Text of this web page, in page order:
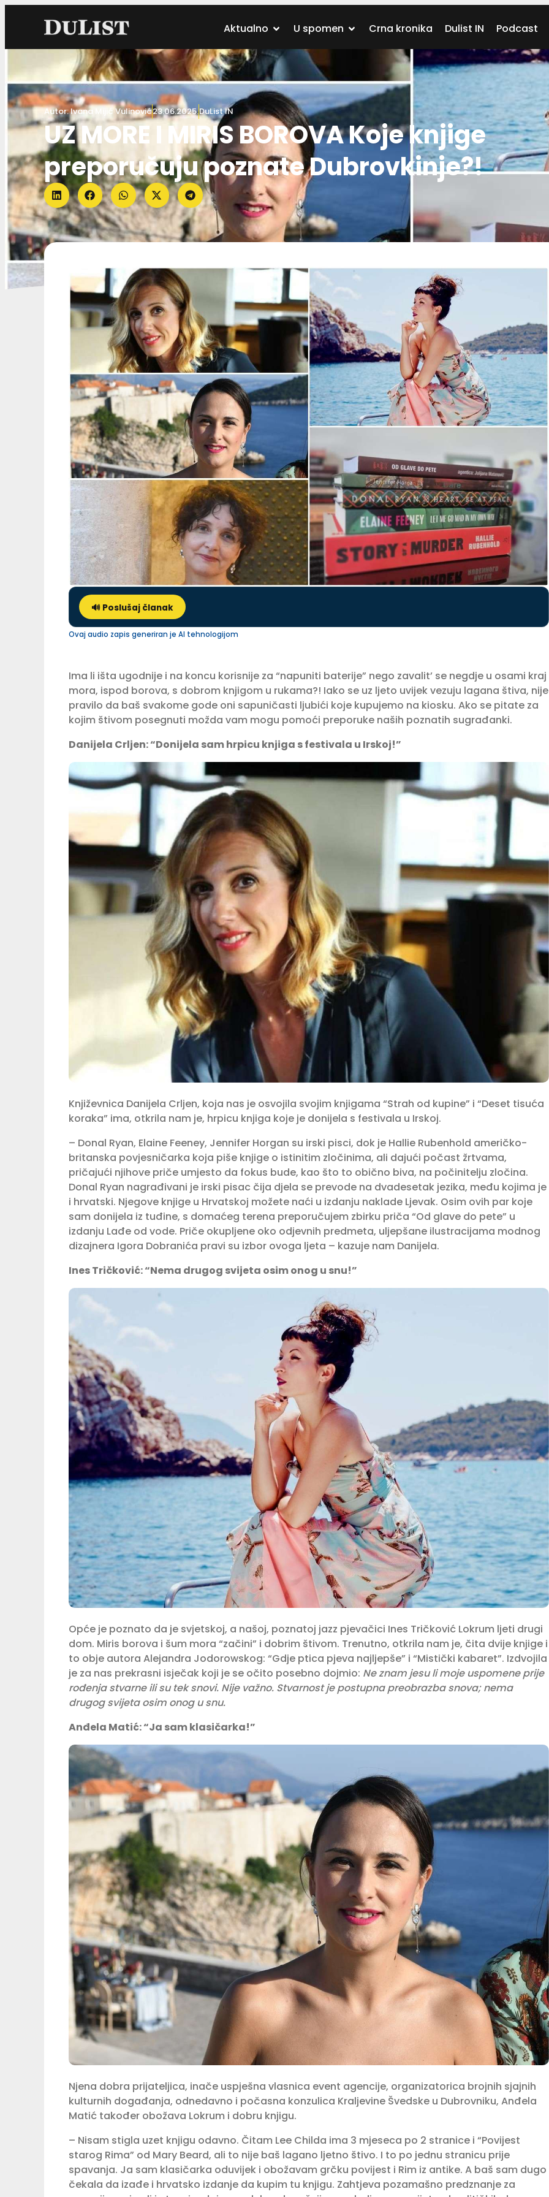
Aktualno U spomen Crna kronika Dulist IN Podcast
Autor:Ivana Mijić Vulinović23.06.2025.DuList IN
UZ MORE I MIRIS BOROVA Koje knjige
preporučuju poznate Dubrovkinje?!
🔊 Poslušaj članak
Ovaj audio zapis generiran je AI tehnologijom
Ima li išta ugodnije i na koncu korisnije za “napuniti baterije” nego zavalit’ se negdje u osami kraj
mora, ispod borova, s dobrom knjigom u rukama?! Iako se uz ljeto uvijek vezuju lagana štiva, nije
pravilo da baš svakome gode oni sapuničasti ljubići koje kupujemo na kiosku. Ako se pitate za
kojim štivom posegnuti možda vam mogu pomoći preporuke naših poznatih sugrađanki.
Danijela Crljen: “Donijela sam hrpicu knjiga s festivala u Irskoj!”
Književnica Danijela Crljen, koja nas je osvojila svojim knjigama “Strah od kupine” i “Deset tisuća
koraka” ima, otkrila nam je, hrpicu knjiga koje je donijela s festivala u Irskoj.
– Donal Ryan, Elaine Feeney, Jennifer Horgan su irski pisci, dok je Hallie Rubenhold američko-
britanska povjesničarka koja piše knjige o istinitim zločinima, ali dajući počast žrtvama,
pričajući njihove priče umjesto da fokus bude, kao što to obično biva, na počinitelju zločina.
Donal Ryan nagrađivani je irski pisac čija djela se prevode na dvadesetak jezika, među kojima je
i hrvatski. Njegove knjige u Hrvatskoj možete naći u izdanju naklade Ljevak. Osim ovih par koje
sam donijela iz tuđine, s domaćeg terena preporučujem zbirku priča “Od glave do pete” u
izdanju Lađe od vode. Priče okupljene oko odjevnih predmeta, uljepšane ilustracijama modnog
dizajnera Igora Dobranića pravi su izbor ovoga ljeta – kazuje nam Danijela.
Ines Tričković: “Nema drugog svijeta osim onog u snu!”
Opće je poznato da je svjetskoj, a našoj, poznatoj jazz pjevačici Ines Tričković Lokrum ljeti drugi
dom. Miris borova i šum mora “začini” i dobrim štivom. Trenutno, otkrila nam je, čita dvije knjige i
to obje autora Alejandra Jodorowskog: “Gdje ptica pjeva najljepše” i “Mistički kabaret”. Izdvojila
je za nas prekrasni isječak koji je se očito posebno dojmio: Ne znam jesu li moje uspomene prije
rođenja stvarne ili su tek snovi. Nije važno. Stvarnost je postupna preobrazba snova; nema
drugog svijeta osim onog u snu.
Anđela Matić: “Ja sam klasičarka!”
Njena dobra prijateljica, inače uspješna vlasnica event agencije, organizatorica brojnih sjajnih
kulturnih događanja, odnedavno i počasna konzulica Kraljevine Švedske u Dubrovniku, Anđela
Matić također obožava Lokrum i dobru knjigu.
– Nisam stigla uzet knjigu odavno. Čitam Lee Childa ima 3 mjeseca po 2 stranice i “Povijest
starog Rima” od Mary Beard, ali to nije baš lagano ljetno štivo. I to po jednu stranicu prije
spavanja. Ja sam klasičarka oduvijek i obožavam grčku povijest i Rim iz antike. A baš sam dugo
čekala da izađe i hrvatsko izdanje da kupim tu knjigu. Zahtjeva pozamašno predznanje za